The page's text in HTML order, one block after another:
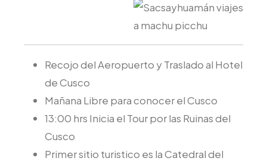
Recojo del Aeropuerto y Traslado al Hotel
de Cusco
Mañana Libre para conocer el Cusco
13:00 hrs Inicia el Tour por las Ruinas del
Cusco
Primer sitio turistico es la Catedral del